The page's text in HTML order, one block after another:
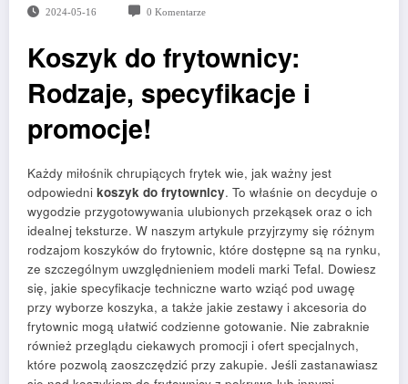
2024-05-16 0 Komentarze
Koszyk do frytownicy:
Rodzaje, specyfikacje i
promocje!
Każdy miłośnik chrupiących frytek wie, jak ważny jest
odpowiedni koszyk do frytownicy. To właśnie on decyduje o
wygodzie przygotowywania ulubionych przekąsek oraz o ich
idealnej teksturze. W naszym artykule przyjrzymy się różnym
rodzajom koszyków do frytownic, które dostępne są na rynku,
ze szczególnym uwzględnieniem modeli marki Tefal. Dowiesz
się, jakie specyfikacje techniczne warto wziąć pod uwagę
przy wyborze koszyka, a także jakie zestawy i akcesoria do
frytownic mogą ułatwić codzienne gotowanie. Nie zabraknie
również przeglądu ciekawych promocji i ofert specjalnych,
które pozwolą zaoszczędzić przy zakupie. Jeśli zastanawiasz